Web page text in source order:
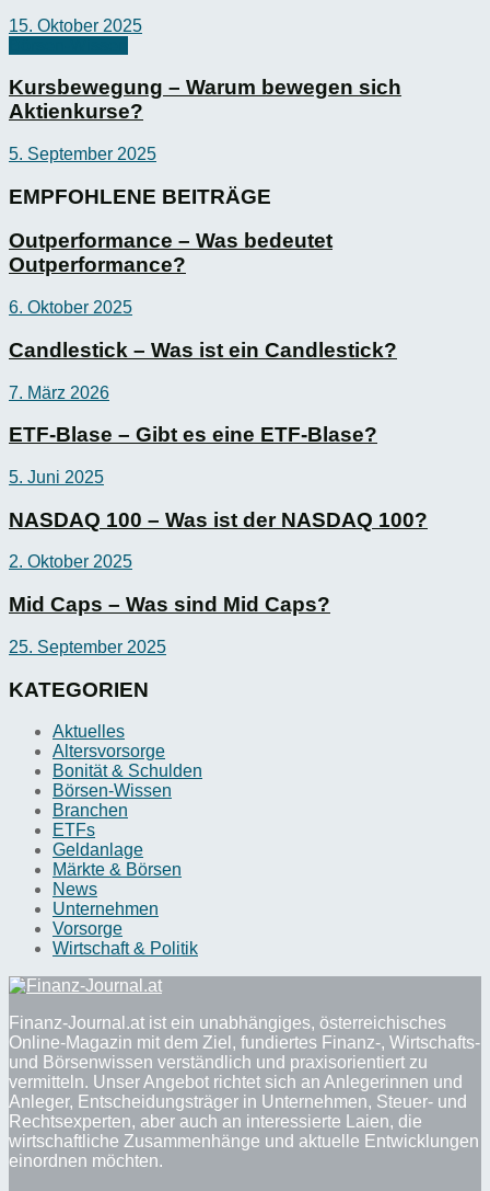
15. Oktober 2025
Kursbewegung – Warum bewegen sich
Aktienkurse?
5. September 2025
EMPFOHLENE BEITRÄGE
Outperformance – Was bedeutet
Outperformance?
6. Oktober 2025
Candlestick – Was ist ein Candlestick?
7. März 2026
ETF-Blase – Gibt es eine ETF-Blase?
5. Juni 2025
NASDAQ 100 – Was ist der NASDAQ 100?
2. Oktober 2025
Mid Caps – Was sind Mid Caps?
25. September 2025
KATEGORIEN
Aktuelles
Altersvorsorge
Bonität & Schulden
Börsen-Wissen
Branchen
ETFs
Geldanlage
Märkte & Börsen
News
Unternehmen
Vorsorge
Wirtschaft & Politik
Finanz-Journal.at ist ein unabhängiges, österreichisches
Online-Magazin mit dem Ziel, fundiertes Finanz-, Wirtschafts-
und Börsenwissen verständlich und praxisorientiert zu
vermitteln. Unser Angebot richtet sich an Anlegerinnen und
Anleger, Entscheidungsträger in Unternehmen, Steuer- und
Rechtsexperten, aber auch an interessierte Laien, die
wirtschaftliche Zusammenhänge und aktuelle Entwicklungen
einordnen möchten.